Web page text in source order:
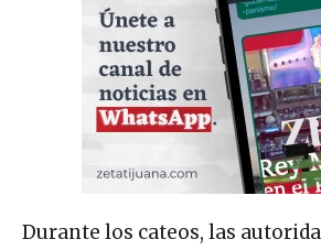
Durante los cateos, las